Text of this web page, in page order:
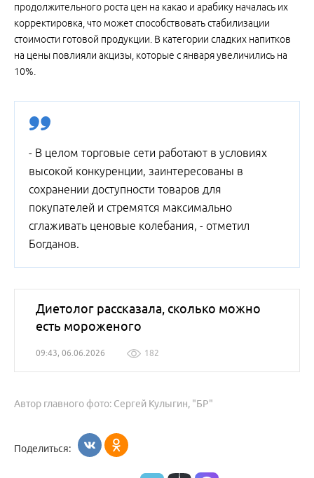
продолжительного роста цен на какао и арабику началась их
корректировка, что может способствовать стабилизации
стоимости готовой продукции. В категории сладких напитков
на цены повлияли акцизы, которые с января увеличились на
10%.
- В целом торговые сети работают в условиях
высокой конкуренции, заинтересованы в
сохранении доступности товаров для
покупателей и стремятся максимально
сглаживать ценовые колебания, - отметил
Богданов.
Диетолог рассказала, сколько можно
есть мороженого
09:43, 06.06.2026 182
Автор главного фото: Сергей Кулыгин, "БР"
Поделиться: